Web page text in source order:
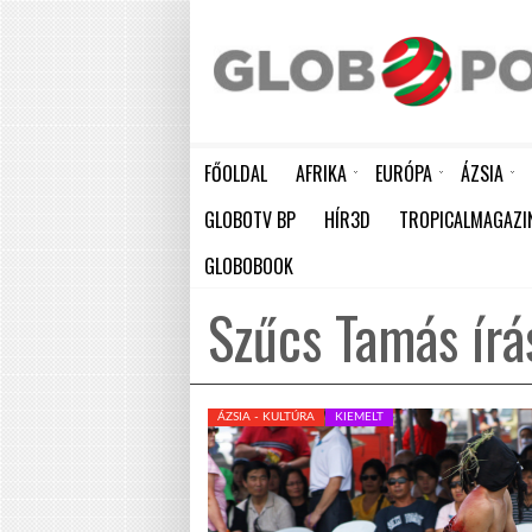
FŐOLDAL AFRIKA EURÓPA ÁZSIA
GLOBOTV BP HÍR3D
GLOBOBOOK
Szűcs Tamás
ÁZSIA - KULTÚRA KIEMELT